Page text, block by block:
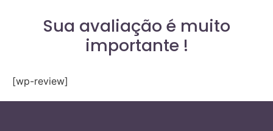
Sua avaliação é muito
importante !
[wp-review]